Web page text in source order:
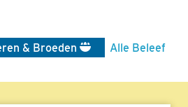
& Broeden
Alle Beleef